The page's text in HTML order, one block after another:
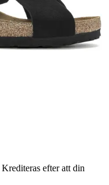
Krediteras efter att din